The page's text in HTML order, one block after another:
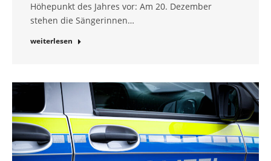
Höhepunkt des Jahres vor: Am 20. Dezember
stehen die Sängerinnen…
weiterlesen